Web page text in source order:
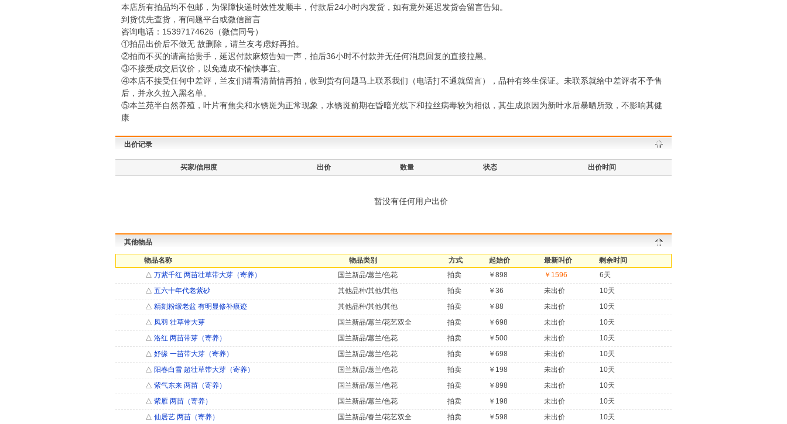
本店所有拍品均不包邮，为保障快递时效性发顺丰，付款后24小时内发货，如有意外延迟发货会留言告知。
到货优先查货，有问题平台或微信留言
咨询电话：15397174626（微信同号）
①拍品出价后不做无 故删除，请兰友考虑好再拍。
②拍而不买的请高抬贵手，延迟付款麻烦告知一声，拍后36小时不付款并无任何消息回复的直接拉黑。
③不接受成交后议价，以免造成不愉快事宜。
④本店不接受任何中差评，兰友们请看清苗情再拍，收到货有问题马上联系我们（电话打不通就留言），品种有终生保证。未联系就给中差评者不予售
后，并永久拉入黑名单。
⑤本兰苑半自然养殖，叶片有焦尖和水锈斑为正常现象，水锈斑前期在昏暗光线下和拉丝病毒较为相似，其生成原因为新叶水后暴晒所致，不影响其健
康
出价记录
买家/信用度 出价 数量 状态 出价时间
暂没有任何用户出价
其他物品
物品名称 物品类别 方式 起始价 最新叫价
剩余时间
△ 万紫千红 两苗壮草带大芽（寄养） 国兰新品/蕙兰/色花 拍卖 ￥898 ￥1596
6天
△ 五六十年代老紫砂 其他品种/其他/其他 拍卖 ￥36 未出价
10天
△ 精刻粉缎老盆 有明显修补痕迹 其他品种/其他/其他 拍卖 ￥88 未出价
10天
△ 凤羽 壮草带大芽 国兰新品/蕙兰/花艺双全 拍卖 ￥698 未出价
10天
△ 洛红 两苗带芽（寄养） 国兰新品/蕙兰/色花 拍卖 ￥500 未出价
10天
△ 妤缘 一苗带大芽（寄养） 国兰新品/蕙兰/色花 拍卖 ￥698 未出价
10天
△ 阳春白雪 超壮草带大芽（寄养） 国兰新品/蕙兰/色花 拍卖 ￥198 未出价
10天
△ 紫气东来 两苗（寄养） 国兰新品/蕙兰/色花 拍卖 ￥898 未出价
10天
△ 紫雁 两苗（寄养） 国兰新品/蕙兰/色花 拍卖 ￥198 未出价
10天
△ 仙居艺 两苗（寄养） 国兰新品/春兰/花艺双全 拍卖 ￥598 未出价 10天